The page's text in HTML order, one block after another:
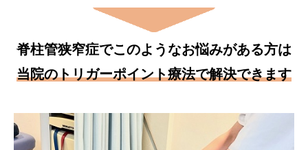
脊柱管狭窄症でこのようなお悩みがある方は
当院のトリガーポイント療法で解決できます